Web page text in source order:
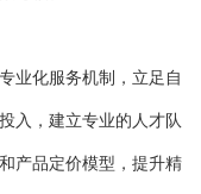
化服务机制，立足自
入，建立专业的人才队
产品定价模型，提升精